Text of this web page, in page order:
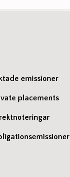
emissioner
placements